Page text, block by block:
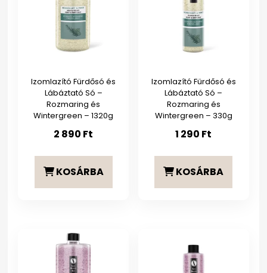
Izomlazító Fürdősó és
Lábáztató Só –
Rozmaring és
Wintergreen – 1320g
2 890 Ft
KOSÁRBA
Izomlazító Fürdősó és
Lábáztató Só –
Rozmaring és
Wintergreen – 330g
1 290 Ft
KOSÁRBA